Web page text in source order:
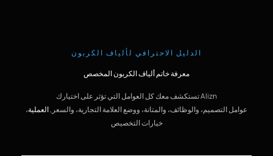
الدليل الاحترافي لألياف الكربون
معرفة خاتم ألياف الكربون المخصص
Alizn تستكشف معك كل العوامل التي تؤثر على اختيارك
عوامل التصميم، والوظائف، والمتانة، ووضع العلامة التجارية، والسعر,العملية،
خيارات التخصيص